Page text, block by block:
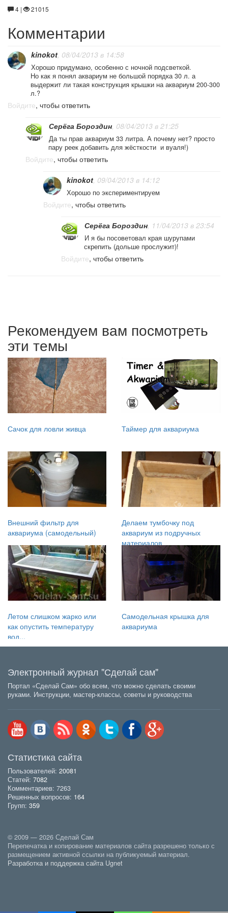
4 | 21015
Комментарии
kinokot , 08/04/2013 в 14:58
Хорошо придумано, особенно с ночной подсветкой.
Но как я понял аквариум не большой порядка 30 л. а
выдержит ли такая конструкция крышки на аквариум 200-300
л.?
Войдите, чтобы ответить
Серёга Бороздин , 08/04/2013 в 21:25
Да ты прав аквариум 33 литра. А почему нет? просто
пару реек добавить для жёсткости и вуаля!)
Войдите, чтобы ответить
kinokot , 09/04/2013 в 14:12
Хорошо по экспериментируем
Войдите, чтобы ответить
Серёга Бороздин , 11/04/2013 в 23:54
И я бы посоветовал края шурупами
скрепить (дольше прослужит)!
Войдите, чтобы ответить
Рекомендуем вам посмотреть
эти темы
Сачок для ловли живца Таймер для аквариума
Внешний фильтр для
аквариума (самодельный)
Делаем тумбочку под
аквариум из подручных
материалов
Летом слишком жарко или
как опустить температуру
вод...
Самодельная крышка для
аквариума
Электронный журнал "Сделай сам"
Портал «Сделай Сам» обо всем, что можно сделать своими
руками. Инструкции, мастер-классы, советы и руководства
Статистика сайта
Пользователей: 20081
Статей: 7082
Комментариев: 7263
Решенных вопросов: 164
Групп: 359
© 2009 — 2026 Сделай Сам
Перепечатка и копирование материалов сайта разрешено только с
размещением активной ссылки на публикуемый материал.
Разработка и поддержка сайта Ugnet